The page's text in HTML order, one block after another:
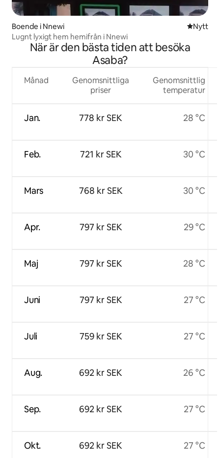
Boende i Nnewi NyttNytt
Lugnt lyxigt hem hemifrån i Nnewi
När är den bästa tiden att besöka
Asaba?
Månad
Jan.
Feb.
Mars
Apr.
Maj
Juni
Juli
Aug.
Sep.
Okt.
Genomsnittliga
priser
778 kr SEK
721 kr SEK
768 kr SEK
797 kr SEK
797 kr SEK
797 kr SEK
759 kr SEK
692 kr SEK
692 kr SEK
692 kr SEK
Genomsnittlig
temperatur
28 °C
30 °C
30 °C
29 °C
28 °C
27 °C
27 °C
26 °C
27 °C
27 °C